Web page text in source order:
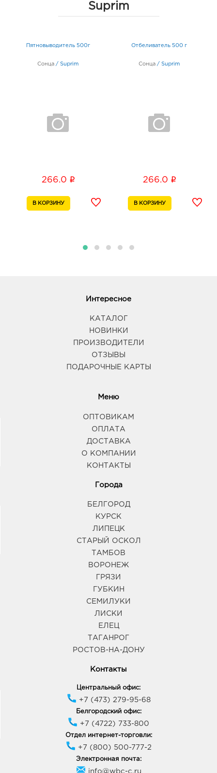
Suprim
Пятновыводитель 500г
Сонца / Suprim
266.0 i
Отбеливатель 500 г
Сонца / Suprim
266.0 i
Интересное
КАТАЛОГ
НОВИНКИ
ПРОИЗВОДИТЕЛИ
ОТЗЫВЫ
ПОДАРОЧНЫЕ КАРТЫ
Меню
ОПТОВИКАМ
ОПЛАТА
ДОСТАВКА
О КОМПАНИИ
КОНТАКТЫ
Города
БЕЛГОРОД
КУРСК
ЛИПЕЦК
СТАРЫЙ ОСКОЛ
ТАМБОВ
ВОРОНЕЖ
ГРЯЗИ
ГУБКИН
СЕМИЛУКИ
ЛИСКИ
ЕЛЕЦ
ТАГАНРОГ
РОСТОВ-НА-ДОНУ
Контакты
Центральный офис:
+7 (473) 279-95-68
Белгородский офис:
+7 (4722) 733-800
Отдел интернет-торговли:
+7 (800) 500-777-2
Электронная почта:
info@wbc-c.ru